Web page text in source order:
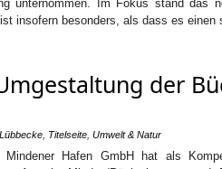
unternommen. Im Fokus stand das
ist insofern besonders, als dass es
der
Titelseite Umwelt & Natur
Mindener Hafen GmbH hat als